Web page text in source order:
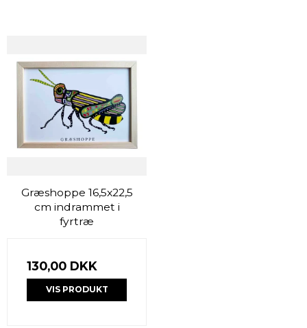
Græshoppe 16,5x22,5
cm indrammet i
fyrtræ
130,00 DKK
VIS PRODUKT